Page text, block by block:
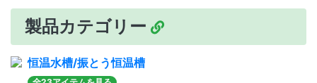
製品カテゴリー
恒温水槽/振とう恒温槽